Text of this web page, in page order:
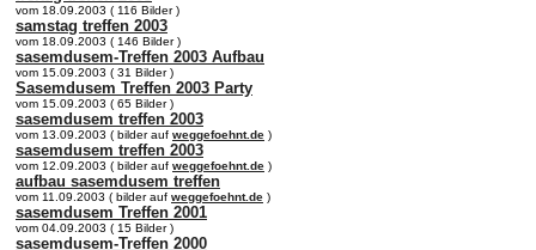
vom 18.09.2003 ( 116 Bilder )
samstag treffen 2003
vom 18.09.2003 ( 146 Bilder )
sasemdusem-Treffen 2003 Aufbau
vom 15.09.2003 ( 31 Bilder )
Sasemdusem Treffen 2003 Party
vom 15.09.2003 ( 65 Bilder )
sasemdusem treffen 2003
vom 13.09.2003 ( bilder auf weggefoehnt.de )
sasemdusem treffen 2003
vom 12.09.2003 ( bilder auf weggefoehnt.de )
aufbau sasemdusem treffen
vom 11.09.2003 ( bilder auf weggefoehnt.de )
sasemdusem Treffen 2001
vom 04.09.2003 ( 15 Bilder )
sasemdusem-Treffen 2000